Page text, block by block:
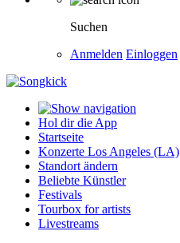
Suchen
Anmelden Einloggen
Hol dir die App
Startseite
Konzerte Los Angeles (LA)
Standort ändern
Beliebte Künstler
Festivals
Tourbox for artists
Livestreams